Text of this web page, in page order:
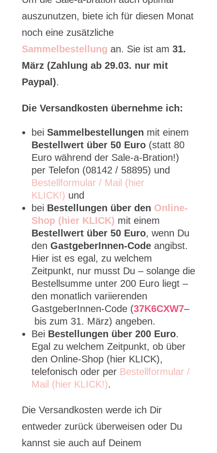
auszunutzen, biete ich für diesen Monat
noch eine zusätzliche
Sammelbestellung an. Sie ist am 31.
März (Zahlung ab 29.03. nur mit
Paypal).
Die Versandkosten übernehme ich:
bei Sammelbestellungen mit einem
Bestellwert über 50 Euro (statt 80
Euro während der Sale-a-Bration!)
per Telefon (08142 / 58895) und
Bestellformular / Mail (hier
KLICK!) und
bei Bestellungen über den Online-
Shop (hier KLICK) mit einem
Bestellwert über 50 Euro, wenn Du
den GastgeberInnen-Codeangibst.
Hier ist es egal, zu welchem
Zeitpunkt, nur musst Du – solange die
Bestellsumme unter 200 Euro liegt –
den monatlich variierenden
GastgeberInnen-Code (37K6CXW7–
bis zum 31. März) angeben.
Bei Bestellungen über 200 Euro.
Egal zu welchem Zeitpunkt, ob über
den Online-Shop (hier KLICK),
telefonisch oder per Bestellformular /
Mail (hier KLICK!).
Die Versandkosten werde ich Dir
entweder zurück überweisen oder Du
kannst sie auch auf Deinem